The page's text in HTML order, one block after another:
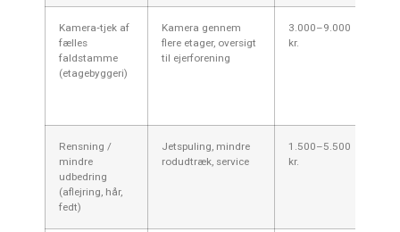
Kamera‑tjek af
fælles
faldstamme
(etagebyggeri)
Kamera gennem
flere etager, oversigt
til ejerforening
3.000–9.000
kr.
Rensning /
mindre
udbedring
(aflejring, hår,
fedt)
Jetspuling, mindre
rodudtræk, service
1.500–5.500
kr.